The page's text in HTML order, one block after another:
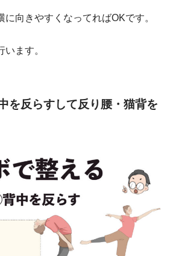
向きやすくなってればOKです。
ます。
を反らすして反り腰・猫背を